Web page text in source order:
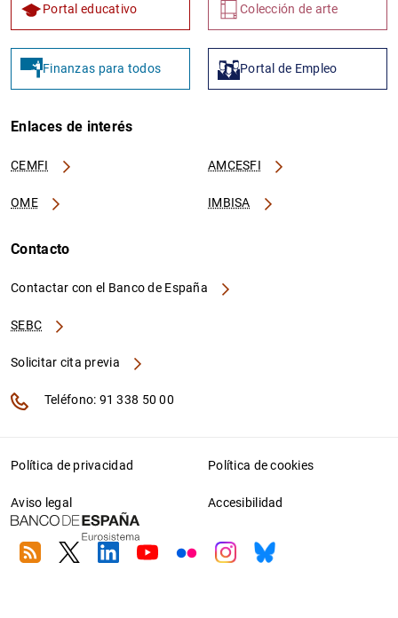
Portal educativo Colección de arte
Finanzas para todos Portal de Empleo
Enlaces de interés
CEMFI AMCESFI
OME IMBISA
Contacto
Contactar con el Banco de España
SEBC
Solicitar cita previa
Teléfono: 91 338 50 00
Política de privacidad Política de cookies
Aviso legal Accesibilidad
RSS TwitterLinkedin
YoutubeFlickrInstagram
Bluesky